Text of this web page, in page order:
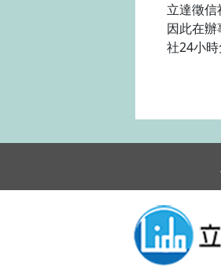
立達徵
因此在
社24小